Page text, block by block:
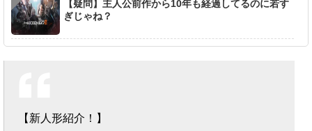
【疑問】主人公前作から10年も経過してるのに若す
ぎじゃね？
【新人形紹介！】